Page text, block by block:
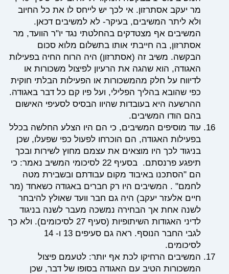
מר יעקב אסתרזון. אי לכך יש לייחס לו את כל החיוב
ולא ליתר המשיבים, בעיקר- לא למשיבים דכאן.
המשיבים אף מצטדקים בהחלטתי נגד יו"ר הוועד, מר
אסתרזון, בה חייבתי אותו בתשלום מלוא סכום
הבקשה. משיב זה (אסתרזון) היה הרוח החיה בפעילות
האגודה, הוא שהגה את הרעיון לפיצול משכורות או
לדיווח על חלק מהמשכורות או הפעילות הבלתי חוקית
כפי שהובא בהליך הפלילי, ועל פיו קם כל דבר באגודה.
ההרשעה היא בעובדות שהיוו הבסיס לסעיפי האישום
בהם הודו המשיבים.
עוד מוסיפים המשיבים, כי הם היו הצלע החלשה בכלל
בפעילות האגודה, הם הוכרחו לפעול כפי שפעלו, שכן
בניגוד לכך היו מוצאים את עצמם מחוץ לשירות ובכך
תיפגע פרנסתם. בסעיף 22 לסיכומי המשיב נאמר: כי
הם "הסתכנו באיבוד מקום עבודתם ובשבירת מטה
לחמם" . המשיבים היו רק חברים באגודה כשאחד (מר
חיים אלעזר יעקב) היה גם חבר וועד שאולץ להיבחר
לשנה אחת אך הבחירה נמשכה מעבר לשנה בניגוד
לדיני האגודות השיתופיות (סעיף 27 לסיכומים). ולא כך
לגבי החבר הנוסף. ראה גם סעיפים 13 ו- 14
לסיכומים.
המשיבים הרחיקו לכת אף יותר: לטעמם פיצול
המשכורות הטיב עם האגודה בסופו של דבר, שכן